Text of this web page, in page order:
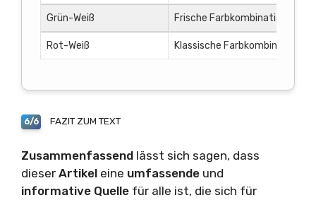
Grün-Weiß Frische Farbkombination, die
Rot-Weiß Klassische Farbkombination,
6/6 FAZIT ZUM TEXT
Zusammenfassend lässt sich sagen, dass
dieser Artikel eine umfassende und
informative Quelle für alle ist, die sich für